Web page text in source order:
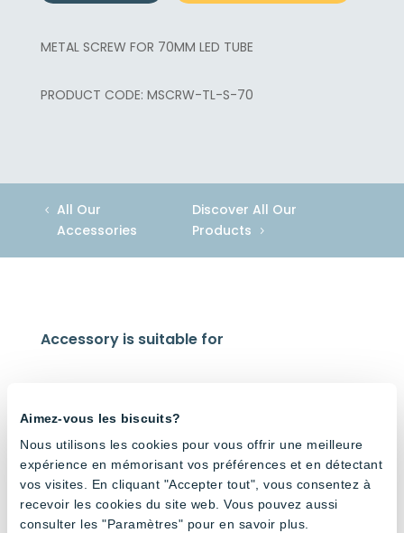
Aimez-vous les biscuits?
Nous utilisons les cookies pour vous offrir une meilleure
expérience en mémorisant vos préférences et en détectant
vos visites. En cliquant "Accepter tout", vous consentez à
recevoir les cookies du site web. Vous pouvez aussi
consulter les "Paramètres" pour en savoir plus.
METAL SCREW FOR 70MM LED TUBE
MSCRW-TL-S-70
All Our
Accessories
Discover All Our
Products
Accessory is suitable for
Cage
system
V-
Shape
Cage
system
V-
Shape
Cage
system
V-
Shape